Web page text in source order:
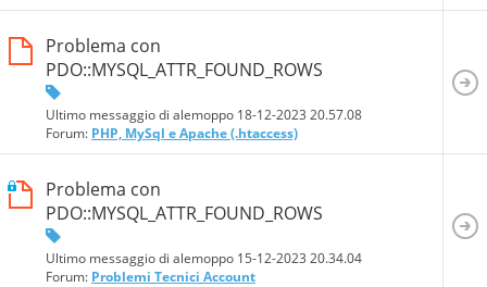
Problema con
PDO::MYSQL_ATTR_FOUND_ROWS
Ultimo messaggio di alemoppo 18-12-2023 20.57.08
Forum: PHP, MySql e Apache (.htaccess)
Problema con
PDO::MYSQL_ATTR_FOUND_ROWS
Ultimo messaggio di alemoppo 15-12-2023 20.34.04
Forum: Problemi Tecnici Account